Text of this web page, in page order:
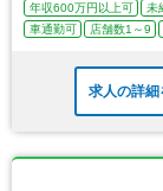
年収600万円以上可 未
車通勤可
店舗数1～9
求人の詳細